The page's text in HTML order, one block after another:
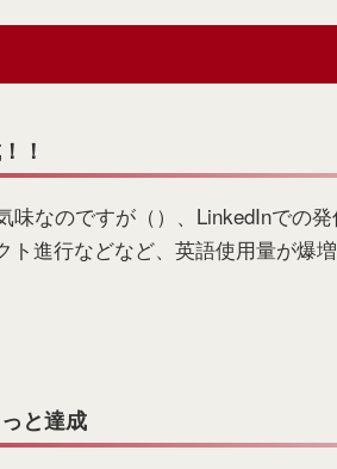
！
なのですが（）、LinkedInでの発
進行などなど、英語使用量が爆
と達成